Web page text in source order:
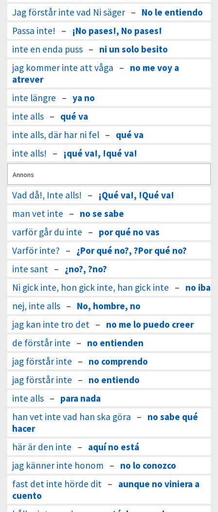
Jag förstår inte vad Ni säger – No le entiendo
Passa inte! –
¡No pases!, No pases!
inte en enda puss – ni un solo besito
jag kommer inte att våga – no me voy a
atrever
inte längre – ya no
inte alls – qué va
inte alls, där har ni fel – qué va
inte alls! – ¡qué va!, !qué va!
Annons
Vad då!, Inte alls! –
¡Qué va!, !Qué va!
man vet inte – no se sabe
varför går du inte – por qué no vas
Varför inte? – ¿Por qué no?, ?Por qué no?
inte sant – ¿no?, ?no?
Ni gick inte, hon gick inte, han gick inte – no iba
nej, inte alls – No, hombre, no
jag kan inte tro det – no me lo puedo creer
de förstår inte – no entienden
jag förstår inte – no comprendo
jag förstår inte – no entiendo
inte alls – para nada
han vet inte vad han ska göra – no sabe qué
hacer
här är den inte – aquí no está
jag känner inte honom – no lo conozco
fast det inte hörde dit – aunque no viniera a
cuento